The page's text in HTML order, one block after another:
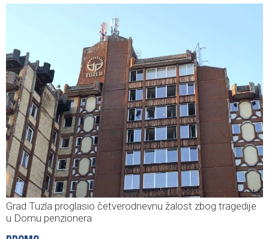
Grad Tuzla proglasio četverodnevnu žalost zbog tragedije
u Domu penzionera